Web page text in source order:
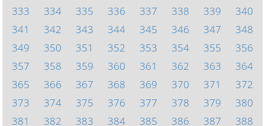
333
334 335 336 337 338 339
340
341
342 343 344 345 346 347
348
349
350 351 352 353 354 355
356
357
358 359 360 361 362 363
364
365
366 367 368 369 370 371
372
373
374 375 376 377 378 379
380
381
382 383 384 385 386 387 388